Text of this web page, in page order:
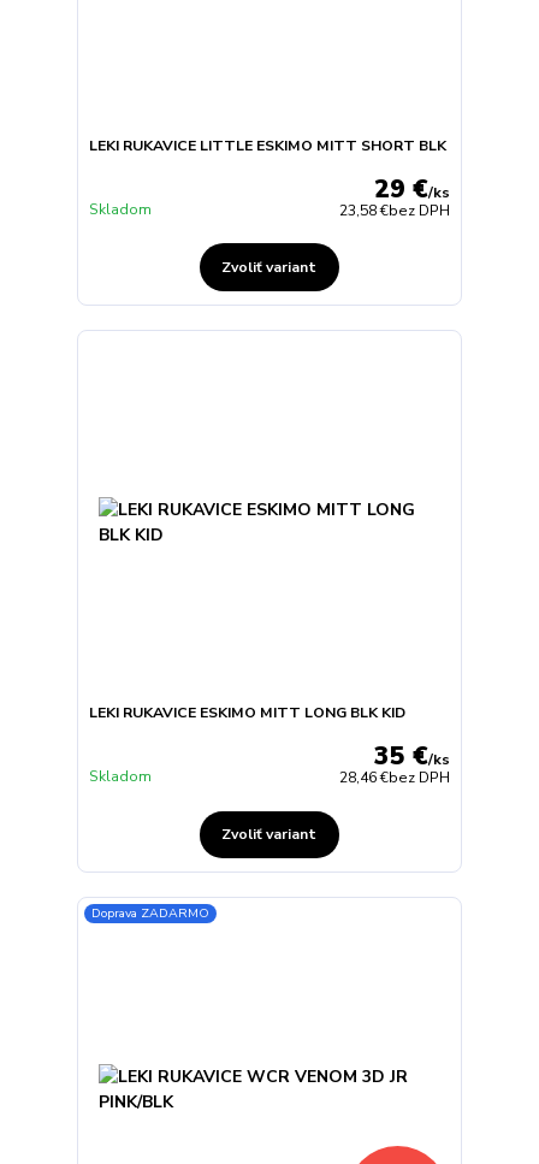
LEKI RUKAVICE LITTLE ESKIMO MITT SHORT BLK
29 €/ks
23,58 €bez DPH
Skladom
Zvoliť variant
LEKI RUKAVICE ESKIMO MITT LONG BLK KID
35 €/ks
28,46 €bez DPH
Skladom
Zvoliť variant
Doprava ZADARMO